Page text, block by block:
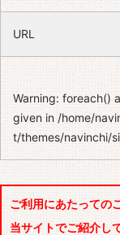
URL
Warning: foreach()
given in/home/
t/themes/navinchi/
ご利用にあたっての
当サイトでご紹介し